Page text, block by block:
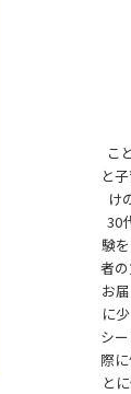
こ
と
け
30
験
者
お
に
シ
際
と